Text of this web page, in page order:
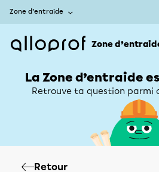
Zone d’entraide
Zone
La Zone d’entraide
Retrouve ta question parmi
Retour